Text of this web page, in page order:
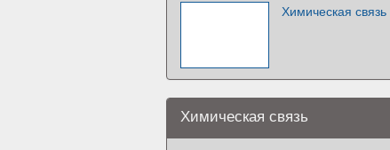
Химическая связь
Химическая связь